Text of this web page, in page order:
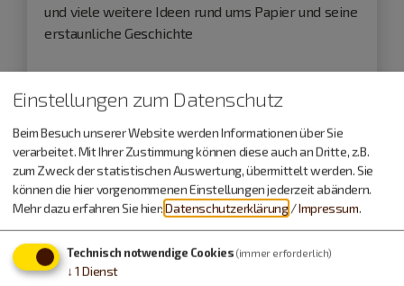
und viele weitere Ideen rund ums Papier und seine
erstaunliche Geschichte
Kinderveranstaltung
Einstellungen zum Datenschutz
Beim Besuch unserer Website werden Informationen über Sie
verarbeitet. Mit Ihrer Zustimmung können diese auch an Dritte, z.B.
zum Zweck der statistischen Auswertung, übermittelt werden. Sie
können die hier vorgenommenen Einstellungen jederzeit abändern.
Mehr dazu erfahren Sie hier:Datenschutzerklärung /Impressum.
Technisch notwendige Cookies (immer erforderlich)
↓ 1 Dienst